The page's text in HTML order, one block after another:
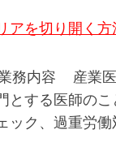
アを切り開く方
務内容 産業
とする医師の
ック、過重労